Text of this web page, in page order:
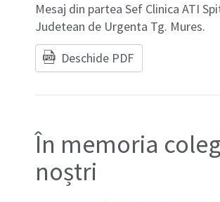
Mesaj din partea Sef Clinica ATI
Judetean de Urgenta Tg. Mures.
Deschide PDF
În memoria
noștri